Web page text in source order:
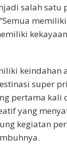
salah satu
super
pertama
yang
kegiatan